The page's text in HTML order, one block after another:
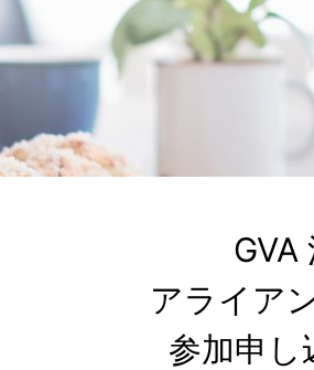
GVA
アライア
参加申し